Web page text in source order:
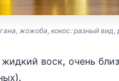
жожоба, кокос: разный вид,
воск, очень